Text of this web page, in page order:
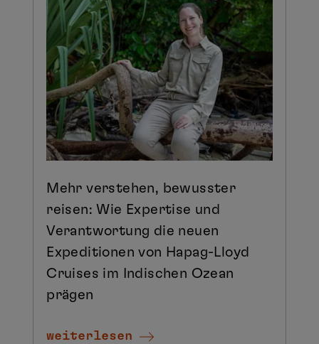
Mehr verstehen, bewusster
reisen: Wie Expertise und
Verantwortung die neuen
Expeditionen von Hapag-Lloyd
Cruises im Indischen Ozean
prägen
weiterlesen